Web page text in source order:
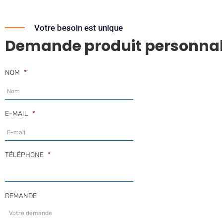
Votre besoin est unique
Demande produit
NOM *
E-MAIL *
TÉLÉPHONE *
DEMANDE